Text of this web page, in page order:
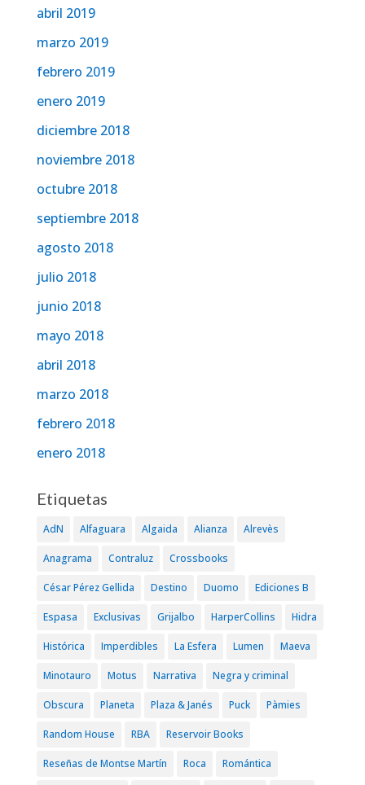
abril 2019
marzo 2019
febrero 2019
enero 2019
diciembre 2018
noviembre 2018
octubre 2018
septiembre 2018
agosto 2018
julio 2018
junio 2018
mayo 2018
abril 2018
marzo 2018
febrero 2018
enero 2018
Etiquetas
AdN Alfaguara Algaida Alianza Alrevès
Anagrama Contraluz Crossbooks
César Pérez Gellida Destino Duomo Ediciones B
Espasa Exclusivas Grijalbo HarperCollins Hidra
Histórica Imperdibles La Esfera Lumen Maeva
Minotauro Motus Narrativa Negra y criminal
Obscura Planeta Plaza & Janés Puck Pàmies
Random House RBA Reservoir Books
Reseñas de Montse Martín Roca Romántica